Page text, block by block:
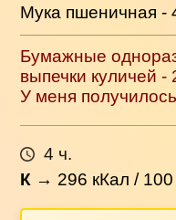
Мука пшеничная -
Бумажные
выпечки куличей
У меня
4 ч.
К → 296 кКал / 100